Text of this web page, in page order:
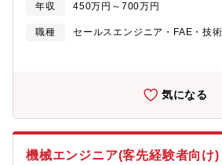
ルに使われるようなガラス部品を製造する
り、現在主に海外の受注が好調でエンジニ
おります。当部署は海外出張も多く、海外
めたい方にはお勧めの職場です。出張の
出張がありますが、語学力は不要です★★
分らしく安心して長く働ける環境を整えて
は物価高対応のためインフレ手当※数万円/
年収 450万円～700万円
職種
セールスエンジニア・FAE・技
気になる
機械エンジニア(客先経験者向け